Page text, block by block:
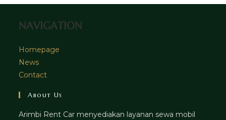
tab
NAVIGATION
Homepage
News
Contact
About Us
Arimbi Rent Car menyediakan layanan sewa mobil